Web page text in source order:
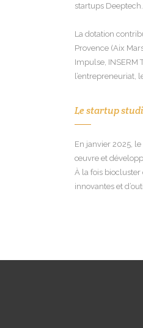
startups Deeptech.
La dotation
Provence (Aix
Impulse, INSERM
l’entrepreneuriat,
Le startup
En janvier 2025,
œuvre et
À la fois
innovantes et